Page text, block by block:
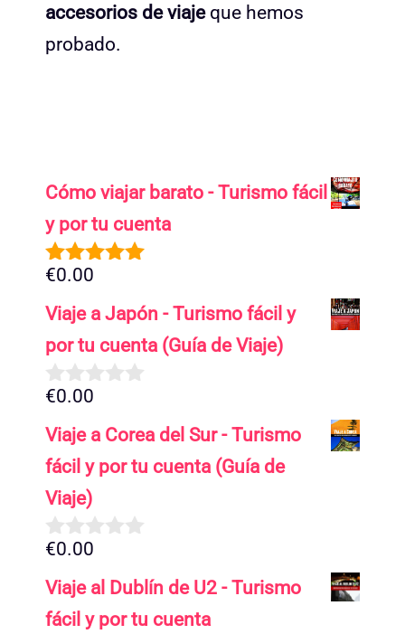
accesorios de viajeque hemos
probado.
Cómo viajar barato - Turismo fácil
y por tu cuenta
5.00de 5
€0.00
Viaje a Japón - Turismo fácil y
por tu cuenta (Guía de Viaje)
0
e
5
€0.00
Viaje a Corea del Sur - Turismo
fácil y por tu cuenta (Guía de
Viaje)
0
e
5
€0.00
Viaje al Dublín de U2 - Turismo
fácil y por tu cuenta